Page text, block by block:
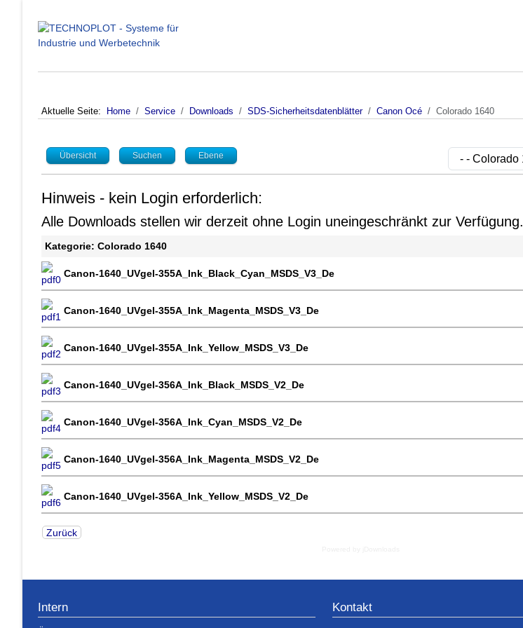
Aktuelle Seite: Home Service Downloads SDS-Sicherheitsdatenblätter Canon Océ Colorado 1640
Übersicht Suchen Ebene
Hinweis - kein Login erforderlich:
Alle Downloads stellen wir derzeit ohne Login uneingeschränkt zur Verfügung.
Kategorie: Colorado 1640
Canon-1640_UVgel-355A_Ink_Black_Cyan_MSDS_V3_De
Canon-1640_UVgel-355A_Ink_Magenta_MSDS_V3_De
Canon-1640_UVgel-355A_Ink_Yellow_MSDS_V3_De
Canon-1640_UVgel-356A_Ink_Black_MSDS_V2_De
Canon-1640_UVgel-356A_Ink_Cyan_MSDS_V2_De
Canon-1640_UVgel-356A_Ink_Magenta_MSDS_V2_De
Canon-1640_UVgel-356A_Ink_Yellow_MSDS_V2_De
Zurück
Intern Kontakt